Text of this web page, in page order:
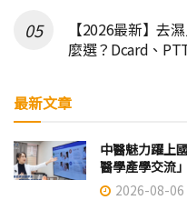
【2026最新】去
麼選？Dcard、
最新文章
中醫魅力躍上
醫學產學交流」
2026-08-06